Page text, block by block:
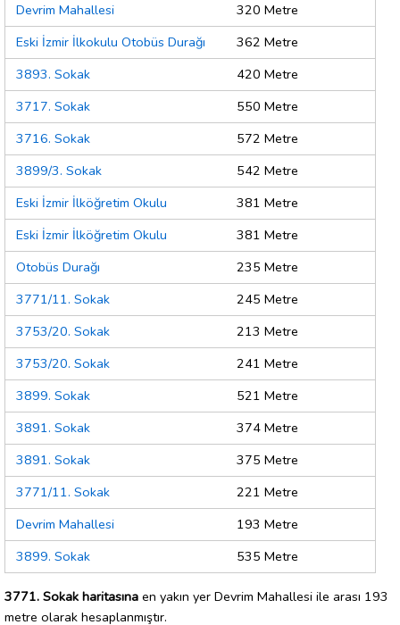
Devrim Mahallesi
320 Metre
Eski İzmir İlkokulu Otobüs Durağı
362 Metre
3893. Sokak
420 Metre
3717. Sokak
550 Metre
3716. Sokak
572 Metre
3899/3. Sokak
542 Metre
Eski İzmir İlköğretim Okulu
381 Metre
Eski İzmir İlköğretim Okulu
381 Metre
Otobüs Durağı
235 Metre
3771/11. Sokak
245 Metre
3753/20. Sokak
213 Metre
3753/20. Sokak
241 Metre
3899. Sokak
521 Metre
3891. Sokak
374 Metre
3891. Sokak
375 Metre
3771/11. Sokak
221 Metre
Devrim Mahallesi
193 Metre
3899. Sokak
535 Metre
3771. Sokak haritasına en yakın yer Devrim Mahallesi ile arası 193
metre olarak hesaplanmıştır.